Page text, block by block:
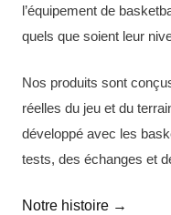
l’équipement de
quels que soient leur
Nos produits sont
réelles du jeu et du
développé avec les
tests, des échanges et
Notre histoire →